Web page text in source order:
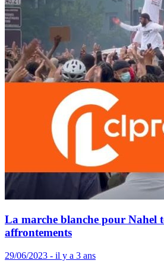
La marche blanche pour Nahel
affrontements
29/06/2023 - il y a 3 ans